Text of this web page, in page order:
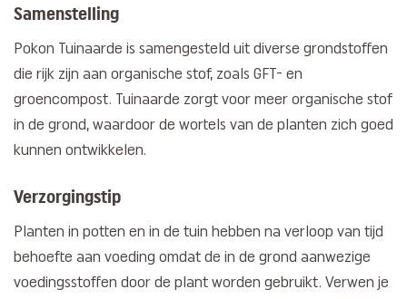
Samenstelling
Pokon Tuinaarde is samengesteld uit diverse grondstoffen
die rijk zijn aan organische stof, zoals GFT- en
groencompost. Tuinaarde zorgt voor meer organische stof
in de grond, waardoor de wortels van de planten zich goed
kunnen ontwikkelen.
Verzorgingstip
Planten in potten en in de tuin hebben na verloop van tijd
behoefte aan voeding omdat de in de grond aanwezige
voedingsstoffen door de plant worden gebruikt. Verwen je